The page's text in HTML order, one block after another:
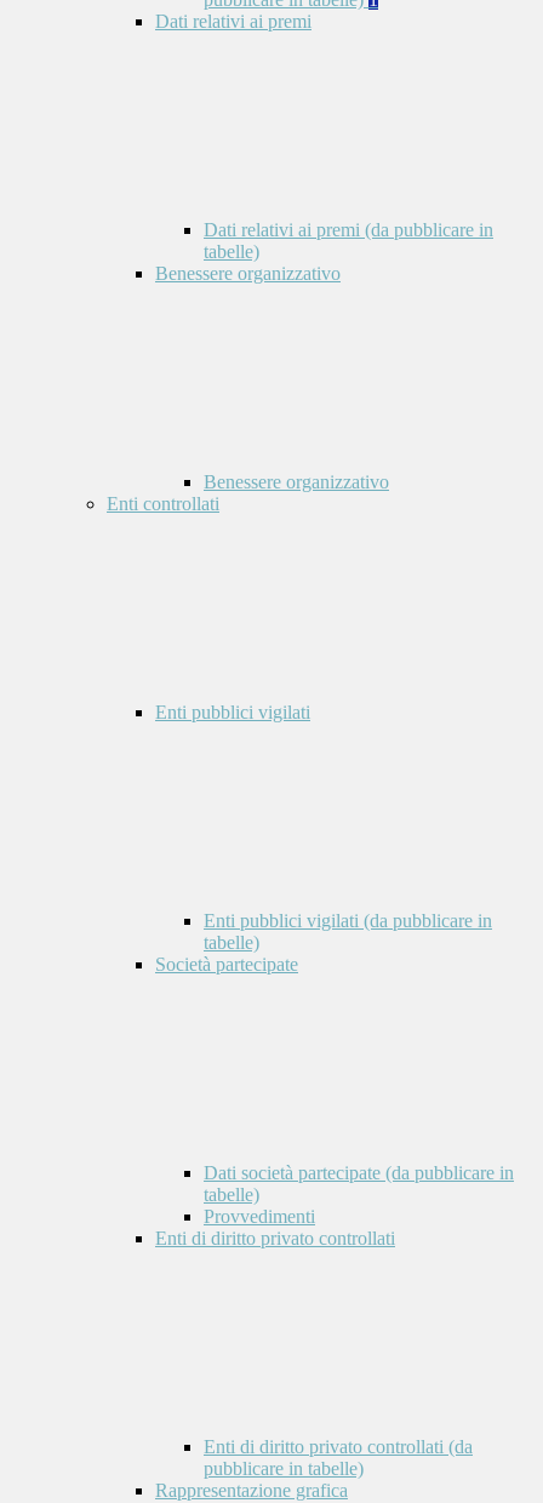
Dati relativi ai premi
Dati relativi ai premi (da pubblicare in
tabelle)
Benessere organizzativo
Benessere organizzativo
Enti controllati
Enti pubblici vigilati
Enti pubblici vigilati (da pubblicare in
tabelle)
Società partecipate
Dati società partecipate (da pubblicare in
tabelle)
Provvedimenti
Enti di diritto privato controllati
Enti di diritto privato controllati (da
pubblicare in tabelle)
Rappresentazione grafica